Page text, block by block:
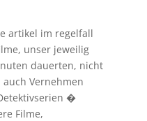
artikel im regelfall
unser jeweilig
dauerten, nicht
auch Vernehmen
�
Filme,